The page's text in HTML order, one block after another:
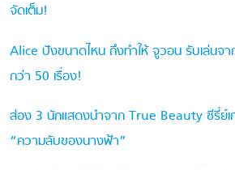
จัดเต็ม!
Alice ปังขนาดไหน ถึงทำให้ จูวอน รับเล่นจ
กว่า 50 เรื่อง!
ส่อง 3 นักแสดงนำจาก True Beauty ซีรี่ย์
“ความลับของนางฟ้า”